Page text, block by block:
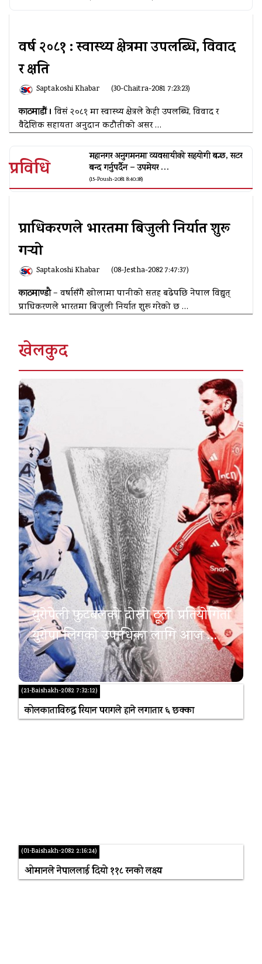
वर्ष २०८१ : स्वास्थ्य क्षेत्रमा उपलब्धि, विवाद
र क्षति
Saptakoshi Khabar (30-Chaitra-2081 7:23:23)
काठमाडौं ।विसं २०८१ मा स्वास्थ्य क्षेत्रले केही उपलब्धि, विवाद र
वैदेशिक सहायता अनुदान कटौतीको असर …
महानगर अनुगमनमा व्यवसायीको सहयोगी बन्छ, सटर
बन्द गर्नुपर्दैन – उपमेयर …
(15-Poush-2081 8:40:38)
प्रविधि
प्राधिकरणले भारतमा बिजुली निर्यात शुरू
गर्‍याे
Saptakoshi Khabar (08-Jestha-2082 7:47:37)
काठमाण्डाै– वर्षासँगै खोलामा पानीको सतह बढेपछि नेपाल विद्युत्
प्राधिकरणले भारतमा बिजुली निर्यात शुरू गरेको छ …
खेलकुद
युरोपेली फुटबलको दोस्रो ठूलो प्रतियोगिता
युरोपा लिगको उपाधिका लागि आज …
(21-Baishakh-2082 7:32:12)
कोलकाताविरुद्ध रियान परागले हाने लगातार ६ छक्का
(01-Baishakh-2082 2:16:24)
ओमानले नेपाललाई दियो ११८ रनको लक्ष्य